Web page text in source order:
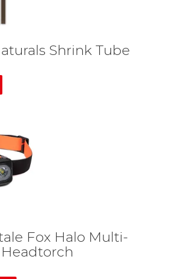
Shrink Tube
Fox Halo Multi-
Headtorch